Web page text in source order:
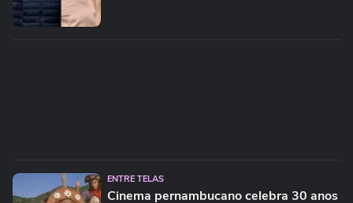
ENTRE TELAS
Cinema pernambucano celebra 30 anos